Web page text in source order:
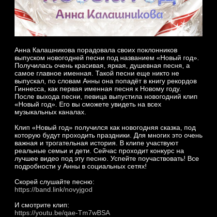
Анна Калашникова порадовала своих поклонников
выпуском новогодней песни под названием «Новый год».
Получилась очень красивая, яркая, душевная песня, а
самое главное именная. Такой песни еще никто не
выпускал, по словам Анны она попадёт в книгу рекордов
Гиннесса, как первая именная песня к Новому году.
После выхода песни, певица выпустила новогодний клип
«Новый год». Его вы сможете увидеть на всех
музыкальных каналах.
Клип «Новый год» получился как новогодняя сказка, под
которую будут проходить праздники. Для многих это очень
важная и трогательная история. В клипе участвуют
реальные семьи и дети. Сейчас проходит конкурс на
лучшее видео под эту песню. Успейте поучаствовать! Все
подробности у Анны в социальных сетях!
Скорей слушайте песню:
https://band.link/novyjgod
И смотрите клип:
https://youtu.be/qae-Tm7wBSA